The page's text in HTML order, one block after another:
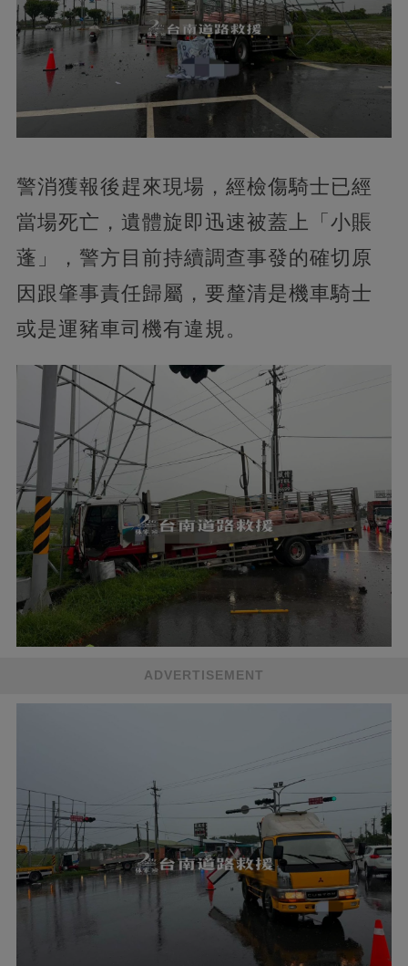
警消獲報後趕來現場，經檢傷騎士已經
當場死亡，遺體旋即迅速被蓋上「小賬
蓬」，警方目前持續調查事發的確切原
因跟肇事責任歸屬，要釐清是機車騎士
或是運豬車司機有違規。
ADVERTISEMENT